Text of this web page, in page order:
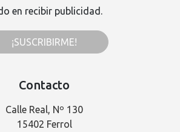
en recibir publicidad.
¡SUSCRIBIRME!
Contacto
Calle Real, Nº 130
15402 Ferrol